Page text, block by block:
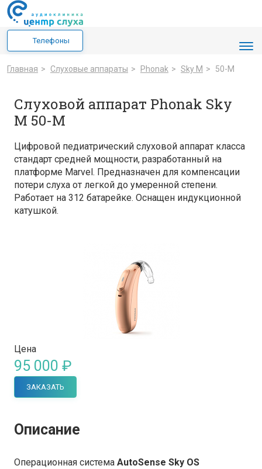
Телефоны
Главная > Cлуховые аппараты > Phonak > Sky M > 50-M
Слуховой аппарат Phonak Sky
M 50-M
Цифровой педиатрический слуховой аппарат класса
стандарт средней мощности, разработанный на
платформе Marvel. Предназначен для компенсации
потери слуха от легкой до умеренной степени.
Работает на 312 батарейке. Оснащен индукционной
катушкой.
Цена
95 000 ₽
ЗАКАЗАТЬ
Описание
Операционная система AutoSense Sky OS